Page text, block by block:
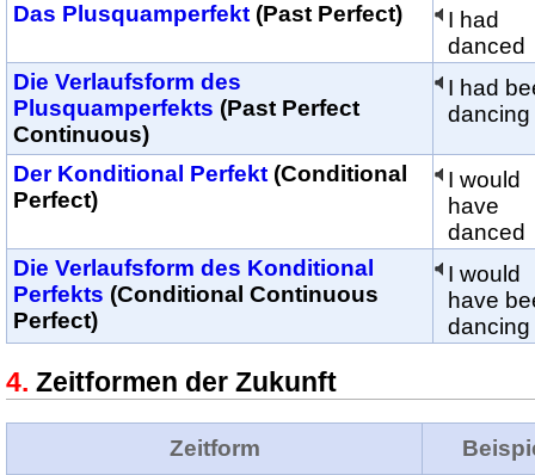
Das Plusquamperfekt (Past Perfect)
I had
danced
Die Verlaufsform des
Plusquamperfekts (Past Perfect
Continuous)
I had
dancing
Der Konditional Perfekt (Conditional
Perfect)
I would
have
danced
Die Verlaufsform des Konditional
Perfekts (Conditional Continuous
Perfect)
I would
have
dancing
Zeitformen der Zukunft
Zeitform